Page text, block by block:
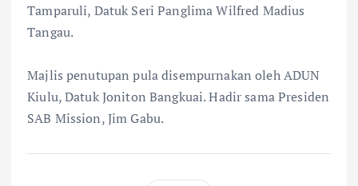
Tamparuli, Datuk Seri Panglima Wilfred Madius
Tangau.
Majlis penutupan pula disempurnakan oleh ADUN
Kiulu, Datuk Joniton Bangkuai. Hadir sama Presiden
SAB Mission, Jim Gabu.